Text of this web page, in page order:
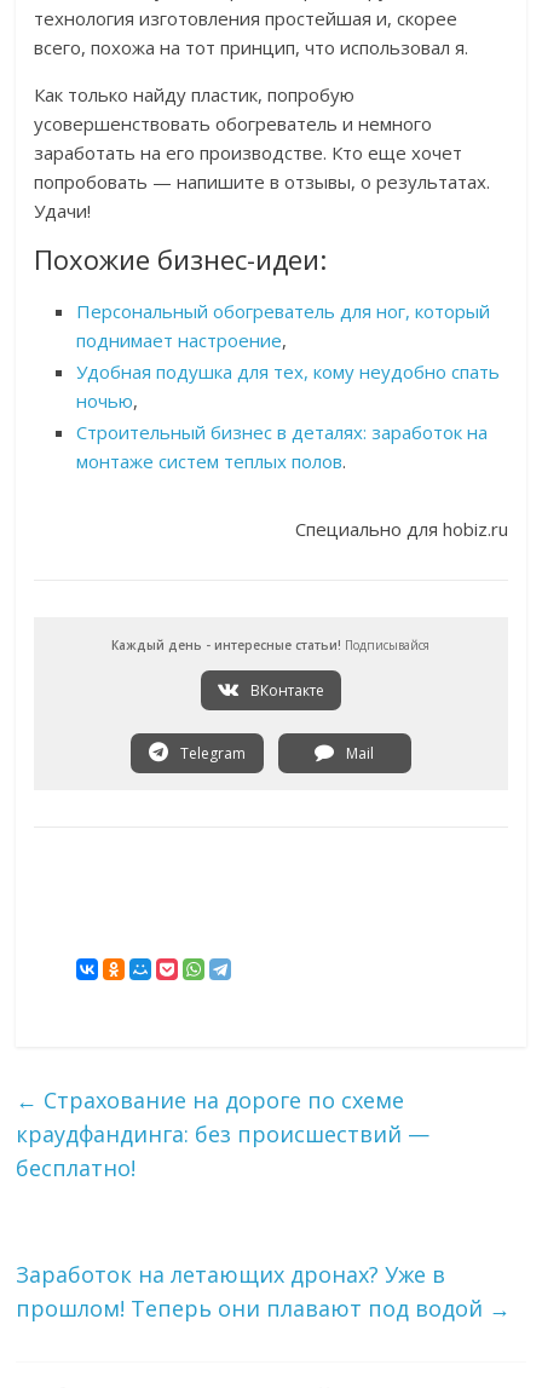
технология изготовления простейшая и, скорее
всего, похожа на тот принцип, что использовал я.
Как только найду пластик, попробую
усовершенствовать обогреватель и немного
заработать на его производстве. Кто еще хочет
попробовать — напишите в отзывы, о результатах.
Удачи!
Похожие бизнес-идеи:
Персональный обогреватель для ног, который
поднимает настроение,
Удобная подушка для тех, кому неудобно спать
ночью,
Строительный бизнес в деталях: заработок на
монтаже систем теплых полов.
Специально для hobiz.ru
Каждый день - интересные статьи! Подписывайся
ВКонтакте
Telegram Mail
← Страхование на дороге по схеме
краудфандинга: без происшествий —
бесплатно!
Заработок на летающих дронах? Уже в
прошлом! Теперь они плавают под водой →